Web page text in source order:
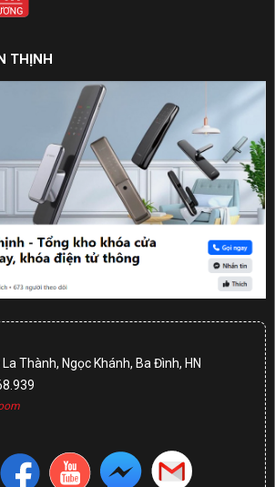
THỊNH
Thành, Ngọc Khánh, Ba Đình, HN